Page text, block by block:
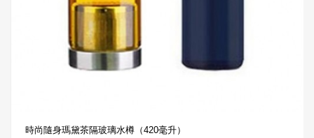
時尚隨身瑪黛茶隔玻璃水樽（420毫升）